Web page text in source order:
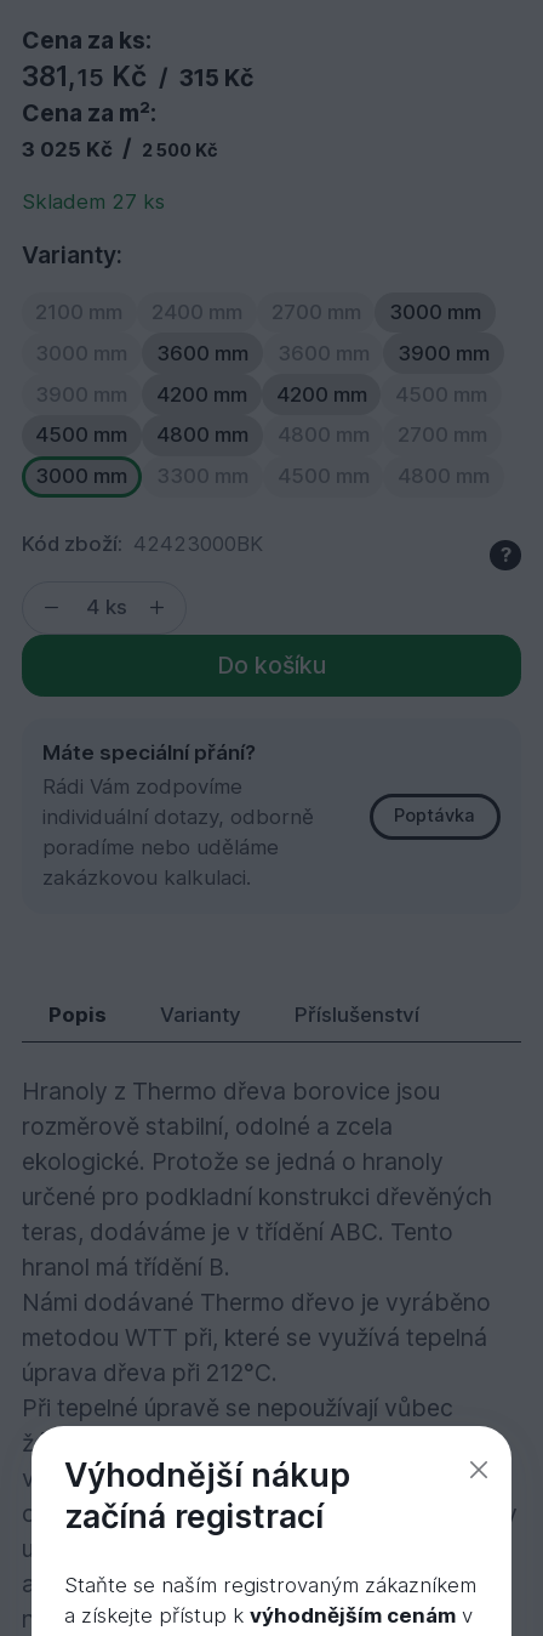
Cena za ks:
381,15 Kč / 315 Kč
Cena za m²:
3 025 Kč / 2 500 Kč
Skladem 27 ks
Varianty:
2100 mm 2400 mm 2700 mm
3000 mm
3000 mm
3600 mm 3600 mm
3900 mm
3900 mm
4200 mm 4200 mm
4500 mm
4500 mm
4800 mm 4800 mm
2700 mm
3000 mm
3300 mm 4500 mm 4800 mm
Kód zboží: 42423000BK ?
ks
Do košíku
Máte speciální přání?
Rádi Vám zodpovíme
individuální dotazy, odborně
poradíme nebo uděláme
zakázkovou kalkulaci.
Poptávka
Popis Varianty Příslušenství
Hranoly z Thermo dřeva borovice jsou
rozměrově stabilní, odolné a zcela
ekologické. Protože se jedná o hranoly
určené pro podkladní konstrukci dřevěných
teras, dodáváme je v třídění ABC. Tento
hranol má třídění B.
Námi dodávané Thermo dřevo je vyráběno
metodou WTT při, které se využívá tepelná
úprava dřeva při 212°C.
Při tepelné úpravě se nepoužívají vůbec
žádné chemikálie. Je potřeba pouze trochu
vody na započetí procesu. Zbytek se
odehrává díky postupnému zvyšování teploty
uvnitř natlakované komory (za použití tlaku 7
až 9 barů). Postupným zahříváním dřeva se z
něj uvolňuje vlhkost a vytvoří se prostředí
Výhodnější nákup
začíná registrací
Staňte se naším registrovaným zákazníkem
a získejte přístup k výhodnějším cenámv